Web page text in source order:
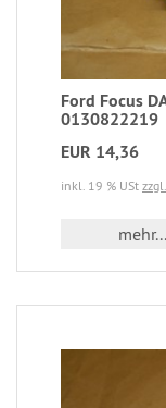
Ford Focus
0130822219
EUR 14,36
inkl. 19 % USt
mehr...